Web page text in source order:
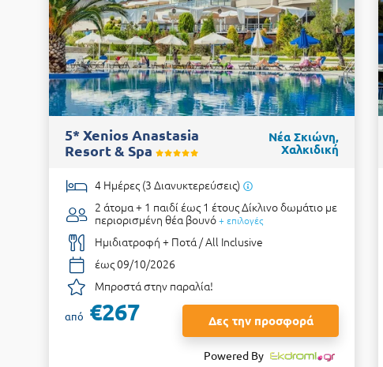
5* Xenios Anastasia
Resort & Spa
Νέα Σκιώνη,
Χαλκιδική
4 Ημέρες (3 Διανυκτερεύσεις)
2 άτομα + 1 παιδί έως 1 έτουςΔίκλινο δωμάτιο με
περιορισμένη θέα βουνό+ επιλογές
Ημιδιατροφή + Ποτά / All Inclusive
έως 09/10/2026
Μπροστά στην παραλία!
από €267 Δες την προσφορά
Powered By